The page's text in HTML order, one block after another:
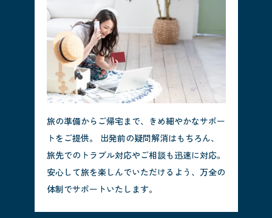
旅の準備からご帰宅まで、きめ細やかなサポー
トをご提供。 出発前の疑問解消はもちろん、
旅先でのトラブル対応やご相談も迅速に対応。
安心して旅を楽しんでいただけるよう、万全の
体制でサポートいたします。